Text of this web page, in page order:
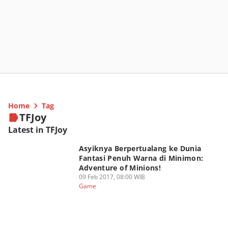
Home Tag
TFJoy
Latest in TFJoy
Asyiknya Berpertualang ke Dunia
Fantasi Penuh Warna di Minimon:
Adventure of Minions!
09 Feb 2017, 08:00 WIB
Game